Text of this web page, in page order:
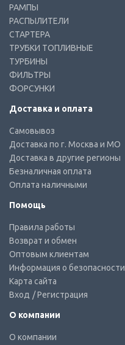
РАМПЫ
РАСПЫЛИТЕЛИ
СТАРТЕРА
ТРУБКИ ТОПЛИВНЫЕ
ТУРБИНЫ
ФИЛЬТРЫ
ФОРСУНКИ
Доставка и оплата
Самовывоз
Доставка по г. Москва и МО
Доставка в другие регионы
Безналичная оплата
Оплата наличными
Помощь
Правила работы
Возврат и обмен
Оптовым клиентам
Информация о безопасности
Карта сайта
Вход / Регистрация
О компании
О компании